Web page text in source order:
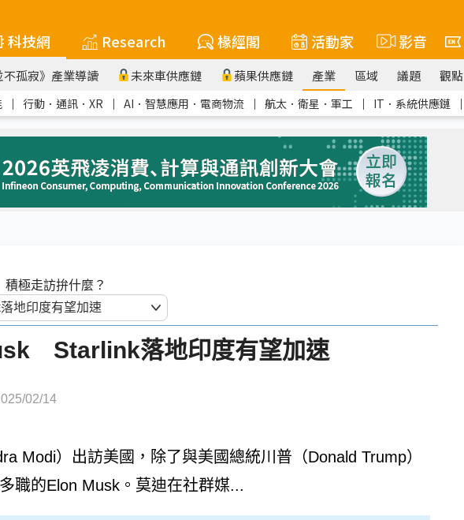
科技網 Research 椽經閣 活動家 影音
不孤寂》產業導讀 未來車供應鏈 蘋果供應鏈 產業 區域 議題 觀點
｜ 行動．通訊．XR ｜ AI．智慧應用．電商物流 ｜ 航太．衛星．軍工 ｜ IT．系統供應鏈 ｜
極走訪拚什麼？
Starlink落地印度有望加速
02/14
Modi）出訪美國，除了與美國總統川普（Donald Trump）
職的Elon Musk。莫迪在社群媒...